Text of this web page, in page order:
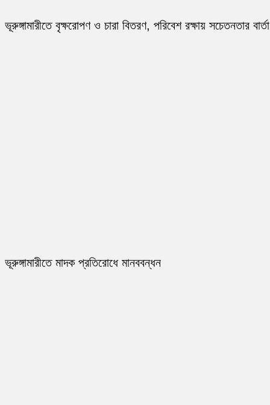
ভূরুঙ্গামারীতে বৃক্ষরোপণ ও চারা বিতরণ, পরিবেশ রক্ষায় সচেতনতার বার্তা
ভূরুঙ্গামারীতে মাদক প্রতিরোধে মানববন্ধন